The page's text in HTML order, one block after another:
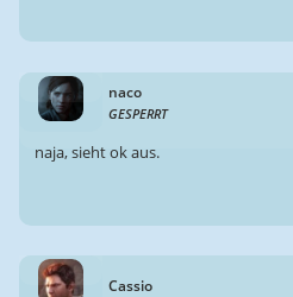
naco
GESPERRT
naja, sieht ok aus.
Cassio